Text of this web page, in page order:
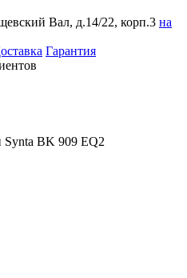
Вал, д.14/22, корп.3 на
Гарантия
Synta BK 909 EQ2